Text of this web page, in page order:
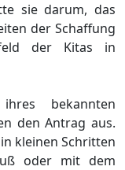
sie darum, das
der Schaffung
der Kitas in
bekannten
den Antrag aus.
kleinen Schritten
oder mit dem